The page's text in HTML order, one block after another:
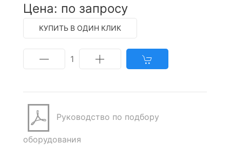
Цена: по запросу
КУПИТЬ В ОДИН КЛИК
1
Руководство по подбору
оборудования